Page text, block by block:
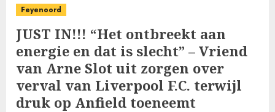
Feyenoord
JUST IN!!! “Het ontbreekt aan
energie en dat is slecht” – Vriend
van Arne Slot uit zorgen over
verval van Liverpool F.C. terwijl
druk op Anfield toeneemt